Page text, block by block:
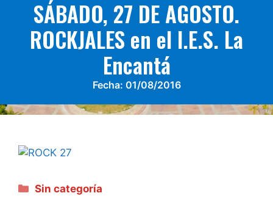
SÁBADO, 27 DE AGOSTO.
ROCKJALES en el I.E.S. La
Encantá
Fecha: 01/08/2016
Categorías
Sin categoría